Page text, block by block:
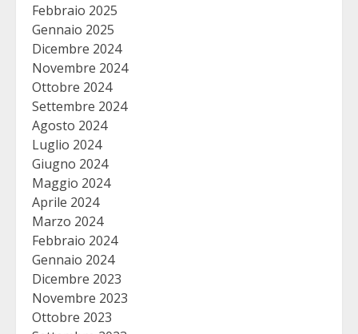
Febbraio 2025
Gennaio 2025
Dicembre 2024
Novembre 2024
Ottobre 2024
Settembre 2024
Agosto 2024
Luglio 2024
Giugno 2024
Maggio 2024
Aprile 2024
Marzo 2024
Febbraio 2024
Gennaio 2024
Dicembre 2023
Novembre 2023
Ottobre 2023